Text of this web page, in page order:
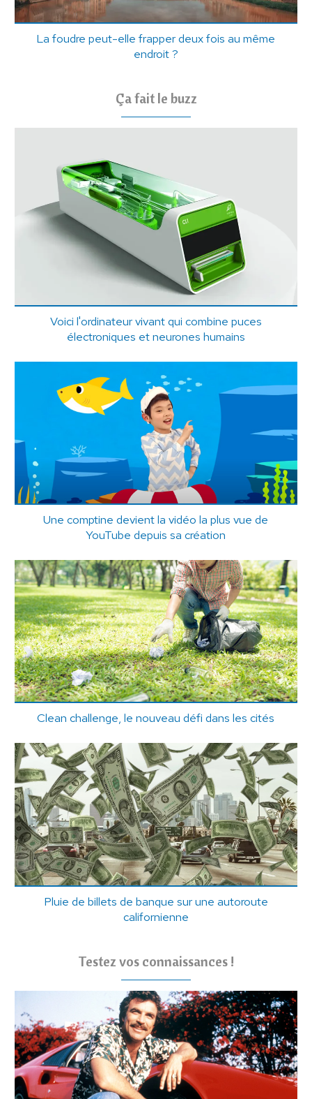
La foudre peut-elle frapper deux fois au même
endroit ?
Ça fait le buzz
Voici l'ordinateur vivant qui combine puces
électroniques et neurones humains
Une comptine devient la vidéo la plus vue de
YouTube depuis sa création
Clean challenge, le nouveau défi dans les cités
Pluie de billets de banque sur une autoroute
californienne
Testez vos connaissances !